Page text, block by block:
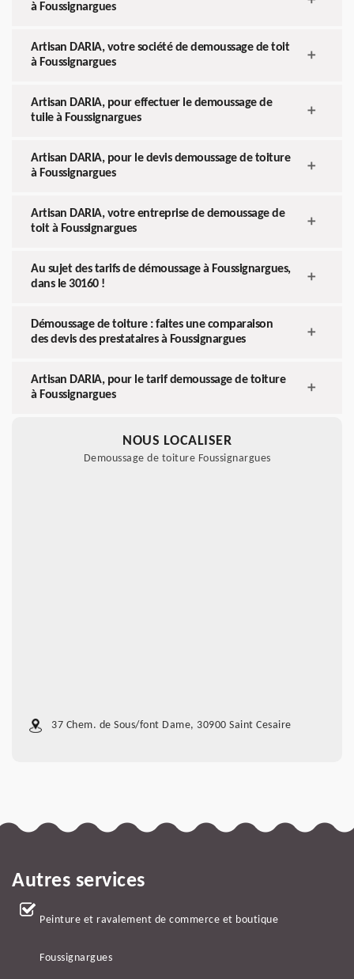
à Foussignargues
Artisan DARIA, votre société de demoussage de toit
à Foussignargues
Artisan DARIA, pour effectuer le demoussage de
tuile à Foussignargues
Artisan DARIA, pour le devis demoussage de toiture
à Foussignargues
Artisan DARIA, votre entreprise de demoussage de
toit à Foussignargues
Au sujet des tarifs de démoussage à Foussignargues,
dans le 30160 !
Démoussage de toiture : faites une comparaison
des devis des prestataires à Foussignargues
Artisan DARIA, pour le tarif demoussage de toiture
à Foussignargues
NOUS LOCALISER
Demoussage de toiture Foussignargues
37 Chem. de Sous/font Dame, 30900 Saint Cesaire
Autres services
Peinture et ravalement de commerce et boutique
Foussignargues